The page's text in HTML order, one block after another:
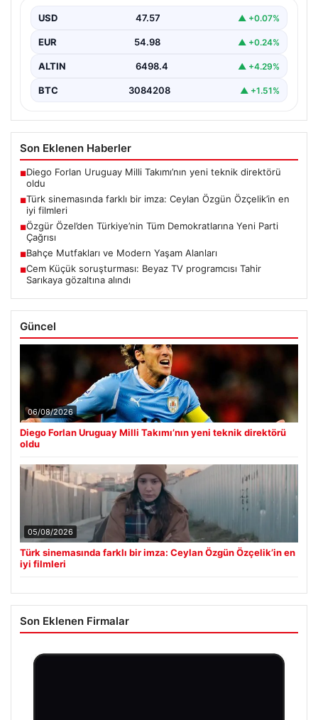
USD 47.57 ▲ +0.07%
EUR 54.98 ▲ +0.24%
ALTIN 6498.4 ▲ +4.29%
BTC 3084208 ▲ +1.51%
Son Eklenen Haberler
■Diego Forlan Uruguay Milli Takımı’nın yeni teknik direktörü
oldu
■Türk sinemasında farklı bir imza: Ceylan Özgün Özçelik’in en
iyi filmleri
■Özgür Özel’den Türkiye’nin Tüm Demokratlarına Yeni Parti
Çağrısı
■Bahçe Mutfakları ve Modern Yaşam Alanları
■Cem Küçük soruşturması: Beyaz TV programcısı Tahir
Sarıkaya gözaltına alındı
Güncel
06/08/2026
Diego Forlan Uruguay Milli Takımı’nın yeni teknik direktörü
oldu
05/08/2026
Türk sinemasında farklı bir imza: Ceylan Özgün Özçelik’in en
iyi filmleri
Son Eklenen Firmalar